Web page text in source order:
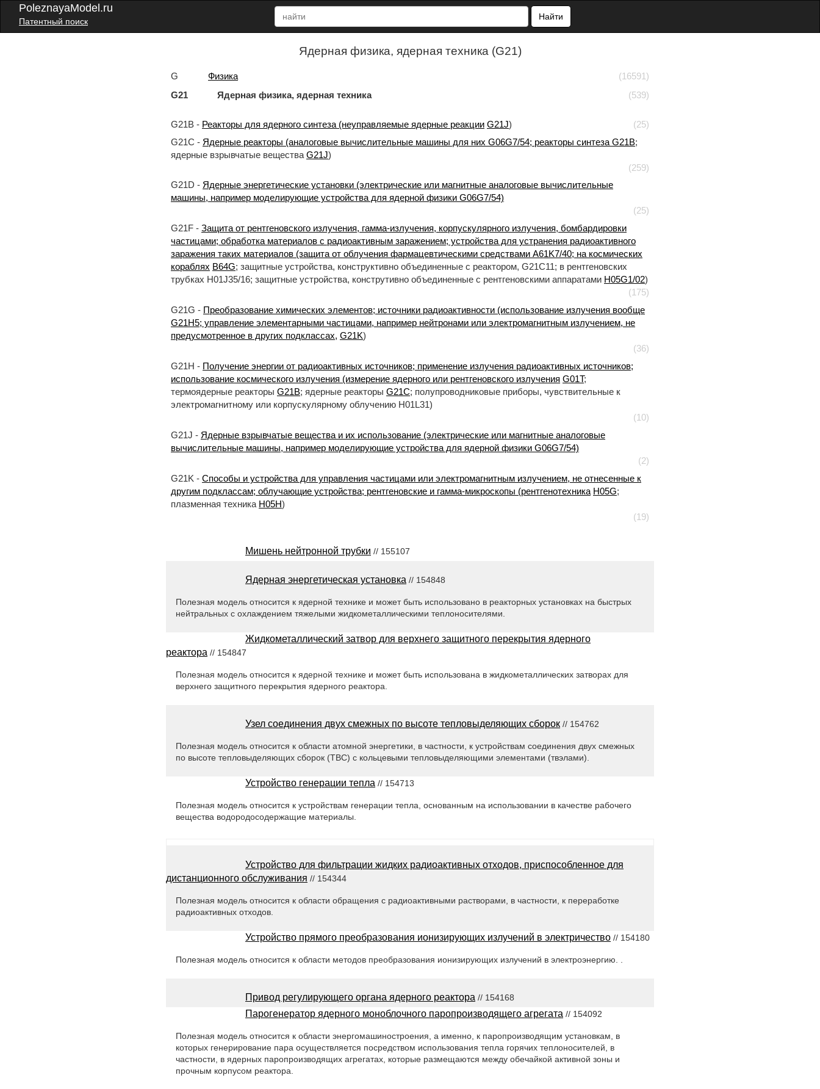
PoleznayaModel.ru
Патентный поиск
Найти
Ядерная физика, ядерная техника (G21)
G Физика
(16591)
G21 Ядерная физика, ядерная техника
(539)
G21B - Реакторы для ядерного синтеза (неуправляемые ядерные реакции G21J)
(25)
G21C - Ядерные реакторы (аналоговые вычислительные машины для них G06G7/54; реакторы синтеза G21B;
ядерные взрывчатые вещества G21J)
(259)
G21D - Ядерные энергетические установки (электрические или магнитные аналоговые вычислительные
машины, например моделирующие устройства для ядерной физики G06G7/54)
(25)
G21F - Защита от рентгеновского излучения, гамма-излучения, корпускулярного излучения, бомбардировки
частицами; обработка материалов с радиоактивным заражением; устройства для устранения радиоактивного
заражения таких материалов (защита от облучения фармацевтическими средствами A61K7/40; на космических
кораблях B64G; защитные устройства, конструктивно объединенные с реактором, G21C11; в рентгеновских
трубках H01J35/16; защитные устройства, конструтивно объединенные с рентгеновскими аппаратами H05G1/02)
(175)
G21G - Преобразование химических элементов; источники радиоактивности (использование излучения вообще
G21H5; управление элементарными частицами, например нейтронами или электромагнитным излучением, не
предусмотренное в других подклассах, G21K)
(36)
G21H - Получение энергии от радиоактивных источников; применение излучения радиоактивных источников;
использование космического излучения (измерение ядерного или рентгеновского излучения G01T;
термоядерные реакторы G21B; ядерные реакторы G21C; полупроводниковые приборы, чувствительные к
электромагнитному или корпускулярному облучению H01L31)
(10)
G21J - Ядерные взрывчатые вещества и их использование (электрические или магнитные аналоговые
вычислительные машины, например моделирующие устройства для ядерной физики G06G7/54)
(2)
G21K - Способы и устройства для управления частицами или электромагнитным излучением, не отнесенные к
другим подклассам; облучающие устройства; рентгеновские и гамма-микроскопы (рентгенотехника H05G;
плазменная техника H05H)
(19)
Мишень нейтронной трубки // 155107
Ядерная энергетическая установка // 154848
Полезная модель относится к ядерной технике и может быть использовано в реакторных установках на быстрых
нейтральных с охлаждением тяжелыми жидкометаллическими теплоносителями.
Жидкометаллический затвор для верхнего защитного перекрытия ядерного
реактора // 154847
Полезная модель относится к ядерной технике и может быть использована в жидкометаллических затворах для
верхнего защитного перекрытия ядерного реактора.
Узел соединения двух смежных по высоте тепловыделяющих сборок // 154762
Полезная модель относится к области атомной энергетики, в частности, к устройствам соединения двух смежных
по высоте тепловыделяющих сборок (ТВС) с кольцевыми тепловыделяющими элементами (твэлами).
Устройство генерации тепла // 154713
Полезная модель относится к устройствам генерации тепла, основанным на использовании в качестве рабочего
вещества водородосодержащие материалы.
Устройство для фильтрации жидких радиоактивных отходов, приспособленное для
дистанционного обслуживания // 154344
Полезная модель относится к области обращения с радиоактивными растворами, в частности, к переработке
радиоактивных отходов.
Устройство прямого преобразования ионизирующих излучений в электричество // 154180
Полезная модель относится к области методов преобразования ионизирующих излучений в электроэнергию. .
Привод регулирующего органа ядерного реактора // 154168
Парогенератор ядерного моноблочного паропроизводящего агрегата // 154092
Полезная модель относится к области энергомашиностроения, а именно, к паропроизводящим установкам, в
которых генерирование пара осуществляется посредством использования тепла горячих теплоносителей, в
частности, в ядерных паропроизводящих агрегатах, которые размещаются между обечайкой активной зоны и
прочным корпусом реактора.